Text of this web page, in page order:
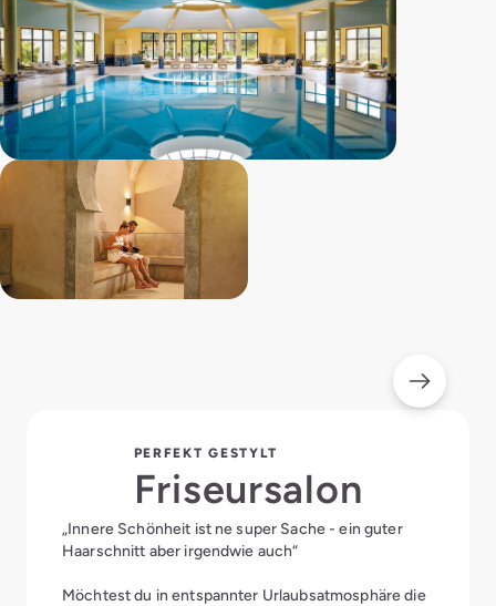
PERFEKT GESTYLT
Friseursalon
„Innere Schönheit ist ne super Sache - ein guter
Haarschnitt aber irgendwie auch“
Möchtest du in entspannter Urlaubsatmosphäre die